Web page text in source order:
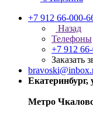
+7 912 66-000-
Назад
Телефоны
+7 912
Заказать
Метро